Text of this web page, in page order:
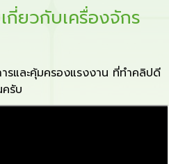
ยวกับเครื่องจักร
คุ้มครองแรงงาน ที่ทำคลิปดี
รับ